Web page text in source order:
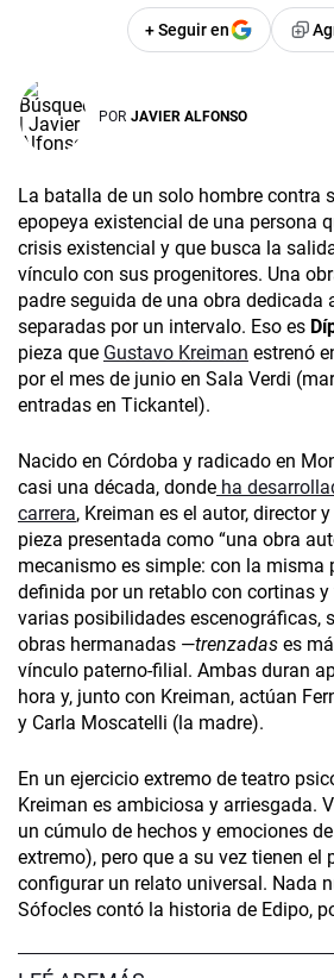
+ Seguir en
POR JAVIER ALFONSO
La batalla de un solo hombre contra
epopeya existencial de una persona
crisis existencial y que busca la
vínculo con sus progenitores. Una
padre seguida de una obra dedicada
separadas por un intervalo. Eso es
pieza que Gustavo Kreiman estrenó
por el mes de junio en Sala Verdi
entradas en Tickantel).
Nacido en Córdoba y radicado en
casi una década, donde ha
carrera, Kreiman es el autor, director
pieza presentada como “una obra
mecanismo es simple: con la misma
definida por un retablo con cortinas
varias posibilidades escenográficas,
obras hermanadas —trenzadas es
vínculo paterno-filial. Ambas duran
hora y, junto con Kreiman, actúan
y Carla Moscatelli (la madre).
En un ejercicio extremo de teatro
Kreiman es ambiciosa y arriesgada.
un cúmulo de hechos y emociones
extremo), pero que a su vez tienen el
configurar un relato universal. Nada
Sófocles contó la historia de Edipo,